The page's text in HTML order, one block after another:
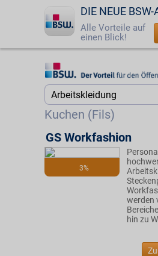
DIE NEUE BSW-
Alle Vorteile auf
einen Blick!
Startseite
Jetzt BSW-Mitglied werden
☎ 0800 - 279 25 82
Kuchen (Fils)
Startseite
3%
GS Workfashion
werden
hin zu